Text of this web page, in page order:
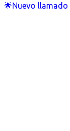
🌟Nuevo llamado